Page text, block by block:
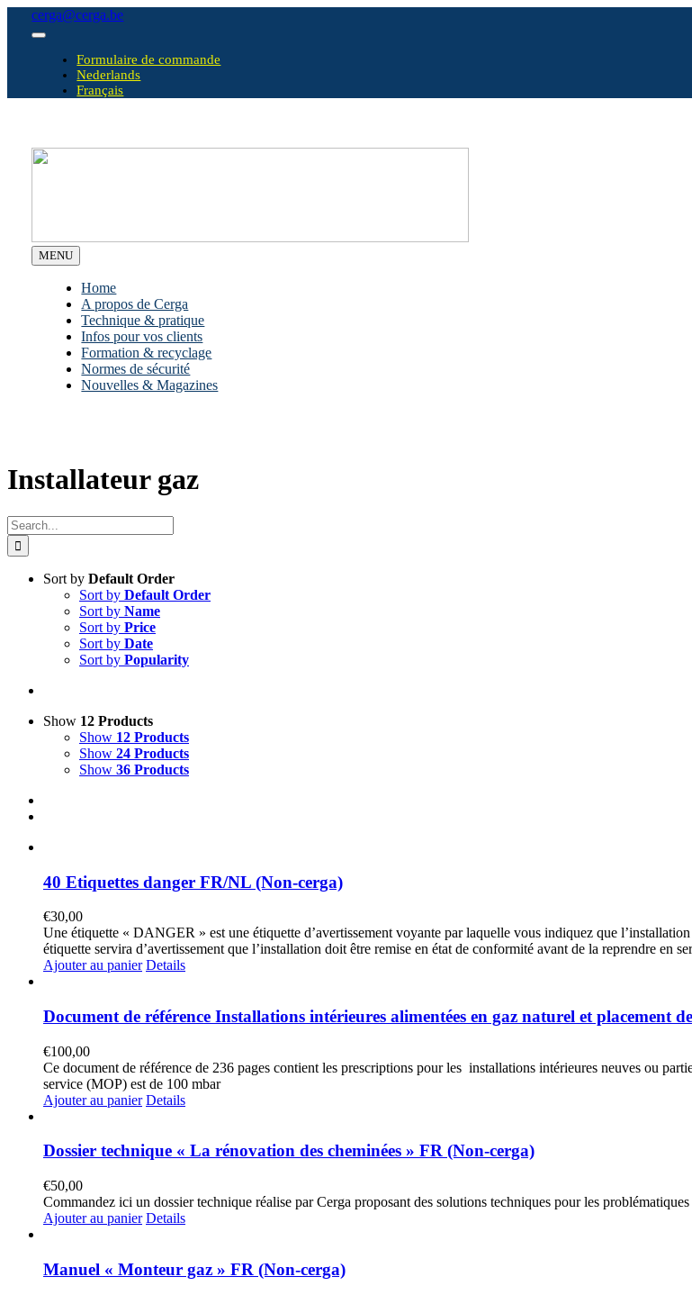
Skipcerga@cerga.be
Toggle
NavigationFormulaire de commande
Nederlands
Français
MENU
Home
A propos de Cerga
Technique & pratique
Infos pour vos clients
Formation & recyclage
Normes de sécurité
Nouvelles & Magazines
Installateur gaz
Search
for:
Sort by Default Order
Sort by Default Order
Sort by Name
Sort by Price
Sort by Date
Sort by Popularity
Show 12 Products
Show 12 Products
Show 24 Products
Show 36 Products
40 Etiquettes danger FR/NL (Non-cerga)
€30,00
Une étiquette « DANGER » est une étiquette d’avertissement voyante par laquelle vous indiquez que
étiquette servira d’avertissement que l’installation doit être remise en état de conformité avant de la reprendre en
Ajouter au panier Details
Document de référence Installations intérieures alimentées en gaz naturel et placement
€100,00
Ce document de référence de 236 pages contient les prescriptions pour les installations intérieures neuves ou
service (MOP) est de 100 mbar
Ajouter au panier Details
Dossier technique « La rénovation des cheminées » FR (Non-cerga)
€50,00
Commandez ici un dossier technique réalise par Cerga proposant des solutions techniques pour les problématiques
Ajouter au panier Details
Manuel « Monteur gaz » FR (Non-cerga)